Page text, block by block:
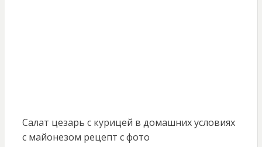
Салат цезарь с курицей в домашних условиях
с майонезом рецепт с фото